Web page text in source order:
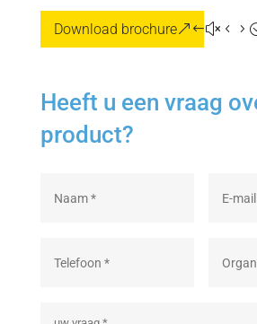
Download brochure
Heeft u een vraag
product?